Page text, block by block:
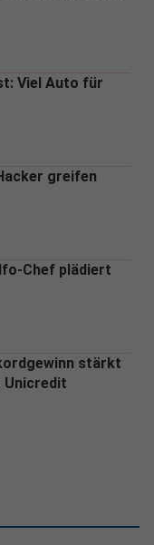
Viel Auto für
greifen
Chef plädiert
stärkt
Unicredit